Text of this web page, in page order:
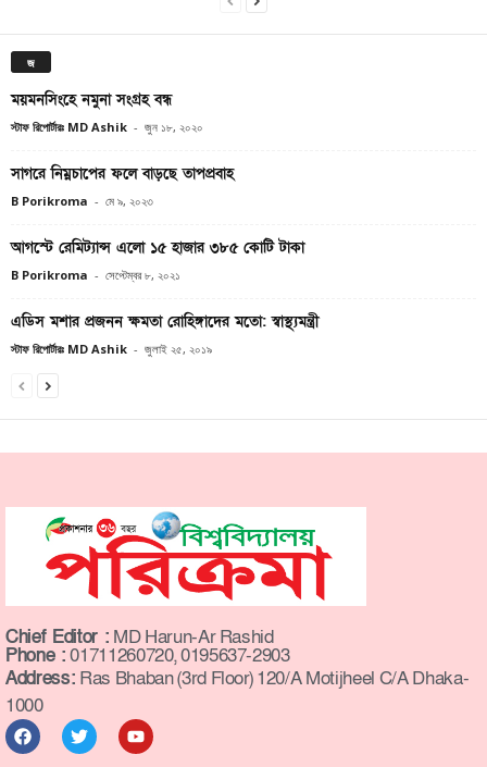
জ
ময়মনসিংহে নমুনা সংগ্রহ বন্ধ
স্টাফ রিপোর্টারঃ MD Ashik - জুন ১৮, ২০২০
সাগরে নিম্নচাপের ফলে বাড়ছে তাপপ্রবাহ
B Porikroma - মে ৯, ২০২৩
আগস্টে রেমিট্যান্স এলো ১৫ হাজার ৩৮৫ কোটি টাকা
B Porikroma - সেপ্টেম্বর ৮, ২০২১
এডিস মশার প্রজনন ক্ষমতা রোহিঙ্গাদের মতো: স্বাস্থ্যমন্ত্রী
স্টাফ রিপোর্টারঃ MD Ashik - জুলাই ২৫, ২০১৯
Chief Editor : MD Harun-Ar Rashid
Phone :01711260720, 0195637-2903
Address: Ras Bhaban (3rd Floor) 120/A Motijheel C/A Dhaka-
1000